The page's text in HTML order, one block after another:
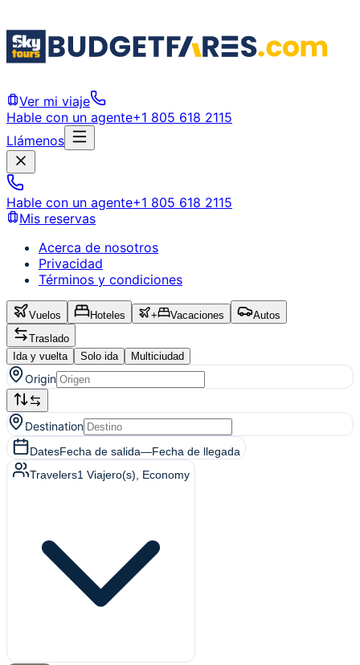
Ver mi viaje
Hable con un agente+1 805 618 2115
Llámenos
Hable con un agente+1 805 618 2115
Mis reservas
Acerca de nosotros
Privacidad
Términos y condiciones
Vuelos Hoteles + Vacaciones
Autos
Traslado
Ida y vuelta
Solo ida Multiciudad
Origin
Destination
DatesFecha de salida—Fecha de llegada
Travelers1 Viajero(s) , Economy